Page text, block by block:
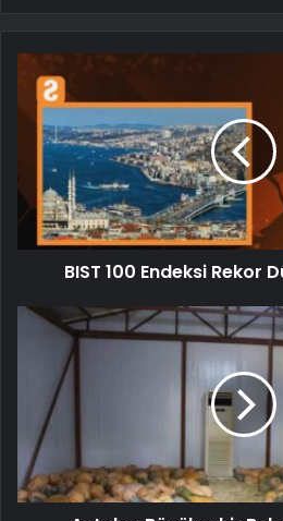
BIST 100 Endeksi Rekor